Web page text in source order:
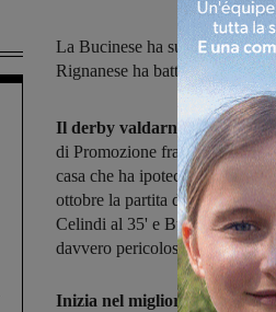
La Bucinese ha superato 2-0
Rignanese ha battuto 0-1 il San
Il derby valdarnesevalido
di Promozione fraBucinese e
casa che ha ipotecato il
ottobre la partita di ritorno. Le
Celindi al 35' e Butti in avvio di
davvero pericolosi.
Inizia nel migliore dei modi